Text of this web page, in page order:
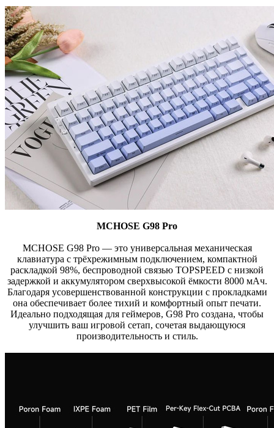
MCHOSE G98 Pro
MCHOSE G98 Pro — это универсальная механическая
клавиатура с трёхрежимным подключением, компактной
раскладкой 98%, беспроводной связью TOPSPEED с низкой
задержкой и аккумулятором сверхвысокой ёмкости 8000 мАч.
Благодаря усовершенствованной конструкции с прокладками
она обеспечивает более тихий и комфортный опыт печати.
Идеально подходящая для геймеров, G98 Pro создана, чтобы
улучшить ваш игровой сетап, сочетая выдающуюся
производительность и стиль.